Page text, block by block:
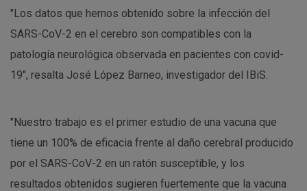
"Los datos que hemos obtenido sobre la infección del
SARS-CoV-2 en el cerebro son compatibles con la
patología neurológica observada en pacientes con covid-
19", resalta José López Barneo, investigador del IBiS.
"Nuestro trabajo es el primer estudio de una vacuna que
tiene un 100% de eficacia frente al daño cerebral producido
por el SARS-CoV-2 en un ratón susceptible, y los
resultados obtenidos sugieren fuertemente que la vacuna